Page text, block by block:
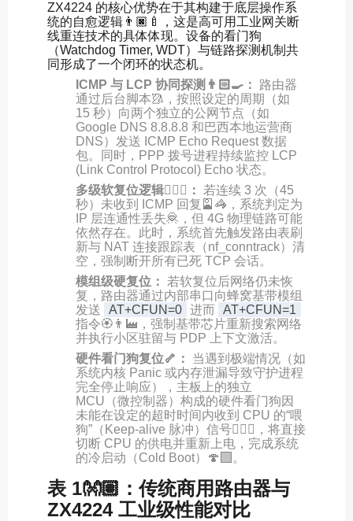
ZX4224 的核心优势在于其构建于底层操作系
统的自愈逻辑👨🏿‍🍼，这是高可用工业网关断
线重连技术的具体体现。设备的看门狗
（Watchdog Timer, WDT）与链路探测机制共
同形成了一个闭环的状态机。
ICMP 与 LCP 协同探测👨🏻‍🍳：
路由器
通过后台脚本🥻，按照设定的周期（如
15 秒）向两个独立的公网节点（如
Google DNS 8.8.8.8 和巴西本地运营商
DNS）发送 ICMP Echo Request 数据
包。同时，PPP 拨号进程持续监控 LCP
(Link Control Protocol) Echo 状态。
多级软复位逻辑🏋🏼‍♂️：
若连续 3 次（45
秒）未收到 ICMP 回复🎴🦓，系统判定为
IP 层连通性丢失🦧，但 4G 物理链路可能
依然存在。此时，系统首先触发路由表刷
新与 NAT 连接跟踪表（nf_conntrack）清
空，强制断开所有已死 TCP 会话。
模组级硬复位：
若软复位后网络仍未恢
复，路由器通过内部串口向蜂窝基带模组
发送
AT+CFUN=0 进而
AT+CFUN=1
指令🏵👨‍🏭，强制基带芯片重新搜索网络
并执行小区驻留与 PDP 上下文激活。
硬件看门狗复位🦴：
当遇到极端情况（如
系统内核 Panic 或内存泄漏导致守护进程
完全停止响应），主板上的独立
MCU（微控制器）构成的硬件看门狗因
未能在设定的超时时间内收到 CPU 的“喂
狗”（Keep-alive 脉冲）信号👰🏼‍♀️，将直接
切断 CPU 的供电并重新上电，完成系统
的冷启动（Cold Boot）🍄‍🟫。
表 1👐🏽：传统商用路由器与
ZX4224 工业级性能对比